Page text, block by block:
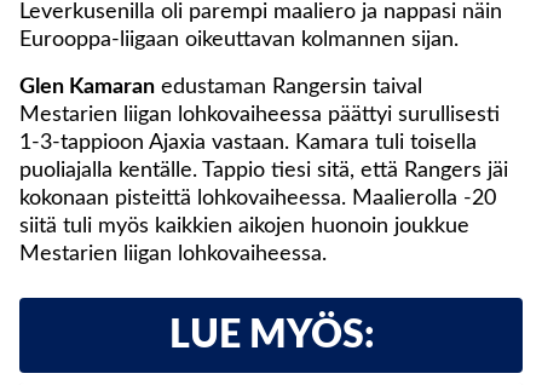
Leverkusenilla oli parempi maaliero ja nappasi näin
Eurooppa-liigaan oikeuttavan kolmannen sijan.
Glen Kamaran edustaman Rangersin taival
Mestarien liigan lohkovaiheessa päättyi surullisesti
1-3-tappioon Ajaxia vastaan. Kamara tuli toisella
puoliajalla kentälle. Tappio tiesi sitä, että Rangers jäi
kokonaan pisteittä lohkovaiheessa. Maalierolla -20
siitä tuli myös kaikkien aikojen huonoin joukkue
Mestarien liigan lohkovaiheessa.
LUE MYÖS: